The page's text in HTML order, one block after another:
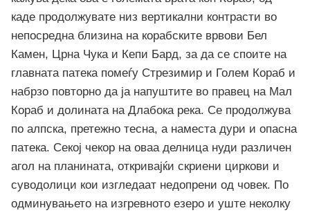
каде продолжувате низ вертикални контрасти во
непосредна близина на корабските врвови Бел
Камен, Црна Чука и Кепи Бард, за да се споите на
главната патека помеѓу Стрезимир и Голем Кораб и
набрзо повторно да ја напуштите во правец на Мал
Кораб и долината на Длабока река. Се продолжува
по алпска, претежно тесна, а наместа дури и опасна
патека. Секој чекор на оваа делница нуди различен
агол на планината, откривајќи скриени циркови и
суводолици кои изгледаат недопрени од човек. По
одминувањето на изгревното езеро и уште неколку